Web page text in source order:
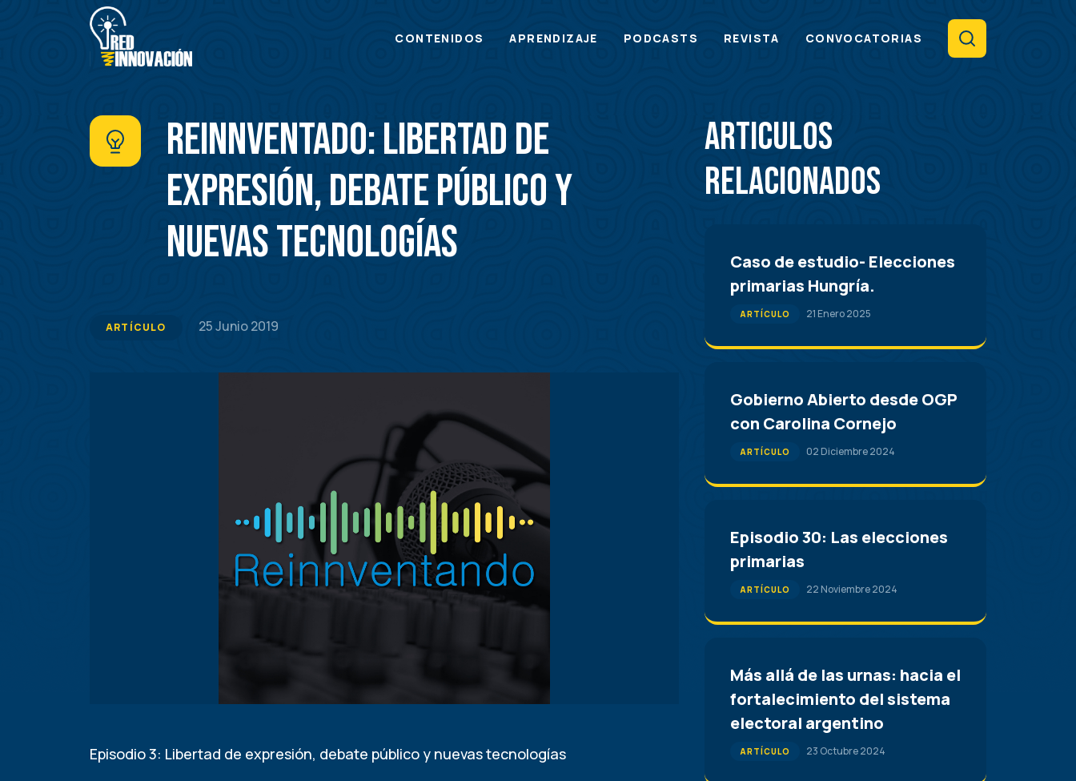
Main
CONTENIDOS APRENDIZAJE PODCASTS REVISTA CONVOCATORIAS Search
Reinnventado: Libertad de
expresión, debate público y
nuevas tecnologías
ARTÍCULO 25 Junio 2019
Episodio 3: Libertad de expresión, debate público y nuevas tecnologías
Articulos
Relacionados
Caso de estudio- Elecciones
primarias Hungría.
ARTÍCULO 21 Enero 2025
Gobierno Abierto desde OGP
con Carolina Cornejo
ARTÍCULO 02 Diciembre 2024
Episodio 30: Las elecciones
primarias
ARTÍCULO 22 Noviembre 2024
Más allá de las urnas: hacia el
fortalecimiento del sistema
electoral argentino
ARTÍCULO 23 Octubre 2024